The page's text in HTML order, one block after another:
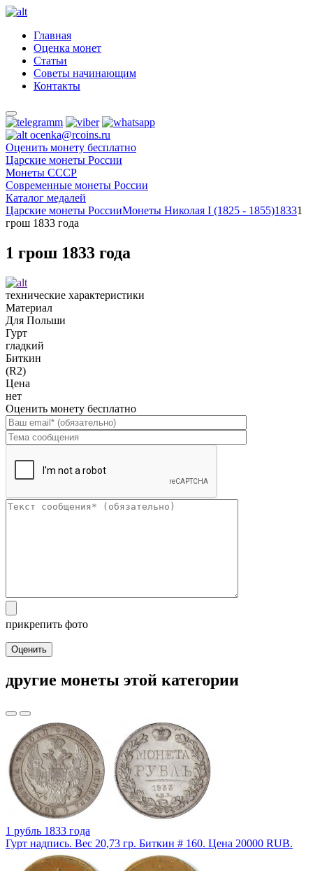
Главная
Оценка монет
Статьи
Советы начинающим
Контакты
ocenka@rcoins.ru
Оценить монету бесплатно
Царские монеты России
Монеты СССР
Современные монеты России
Каталог медалей
Царские монеты РоссииМонеты Николая I (1825 - 1855)18331
грош 1833 года
1 грош 1833 года
технические характеристики
Материал
Для Польши
Гурт
гладкий
Биткин
(R2)
Цена
нет
Оценить монету бесплатно
прикрепить фото
Оценить
другие монеты этой категории
1 рубль 1833 года
Гурт надпись. Вес 20,73 гр. Биткин # 160. Цена 20000 RUB.